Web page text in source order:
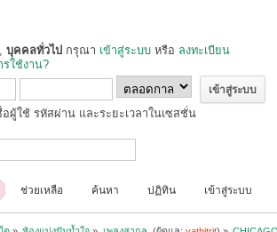
,บุคคลทั่วไป กรุณา เข้าสู่ระบบ หรือ ลงทะเบียน
ใช้งาน?
ผู้ใช้ รหัสผ่าน และระยะเวลาในเซสชั่น
ช่วยเหลือ ค้นหา ปฏิทิน เข้าสู่ระบบ